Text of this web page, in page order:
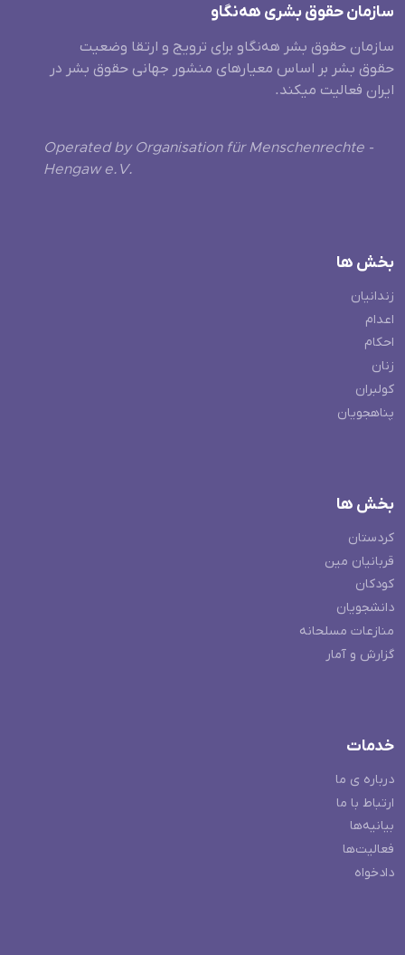
سازمان حقوق بشری هەنگاو
سازمان حقوق بشر هه‌نگاو برای ترویج و ارتقا وضعیت
حقوق بشر بر اساس معیارهای منشور جهانی حقوق بشر در
ایران فعالیت میکند.
Operated by Organisation für Menschenrechte -
Hengaw e.V.
بخش ها
زندانیان
اعدام
احکام
زنان
کولبران
پناهجویان
بخش ها
کردستان
قربانیان مین
کودکان
دانشجویان
منازعات مسلحانه
گزارش و آمار
خدمات
درباره ی ما
ارتباط با ما
بیانیه‌ها
فعالیت‌ها
دادخواه